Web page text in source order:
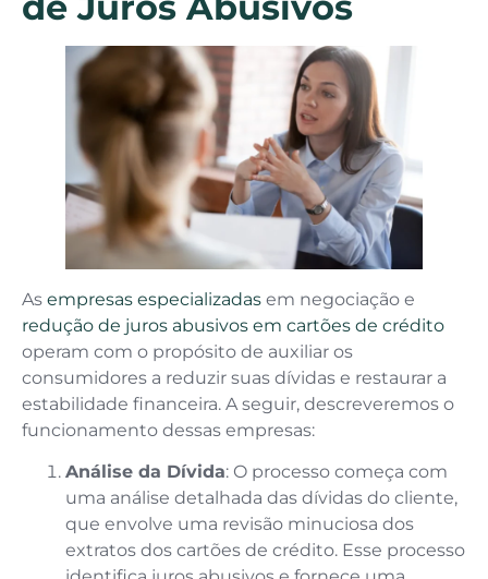
As empresas especializadas em negociação e
redução de juros abusivos em cartões de crédito
operam com o propósito de auxiliar os
consumidores a reduzir suas dívidas e restaurar a
estabilidade financeira. A seguir, descreveremos o
funcionamento dessas empresas:
Análise da Dívida: O processo começa com
uma análise detalhada das dívidas do cliente,
que envolve uma revisão minuciosa dos
extratos dos cartões de crédito. Esse processo